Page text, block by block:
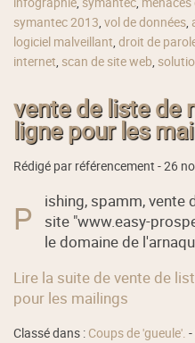
symantec 2013 ,vol de données
logiciel malveillant ,droit de
internet scan de site web
vente de liste de
ligne pour les
Rédigé par référencement -26
P
ishing, spamm, vente
site "www.easy-
le domaine de
Lire la suite de vente de
pour les mailings
Classé dans : Coups de 'gueule'.